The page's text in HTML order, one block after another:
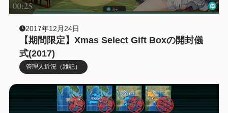
2017年12月24日
【期間限定】Xmas Select Gift Boxの開封儀
式(2017)
管理人近況（雑記）